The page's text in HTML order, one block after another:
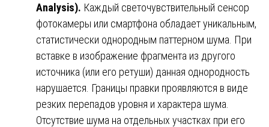
Analysis). Каждый светочувствительный сенсор
фотокамеры или смартфона обладает уникальным,
статистически однородным паттерном шума. При
вставке в изображение фрагмента из другого
источника (или его ретуши) данная однородность
нарушается. Границы правки проявляются в виде
резких перепадов уровня и характера шума.
Отсутствие шума на отдельных участках при его